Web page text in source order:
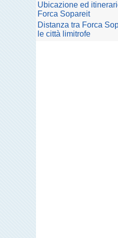
Ubicazione ed
Forca Sopareit
Distanza tra Forca
le città limitrofe